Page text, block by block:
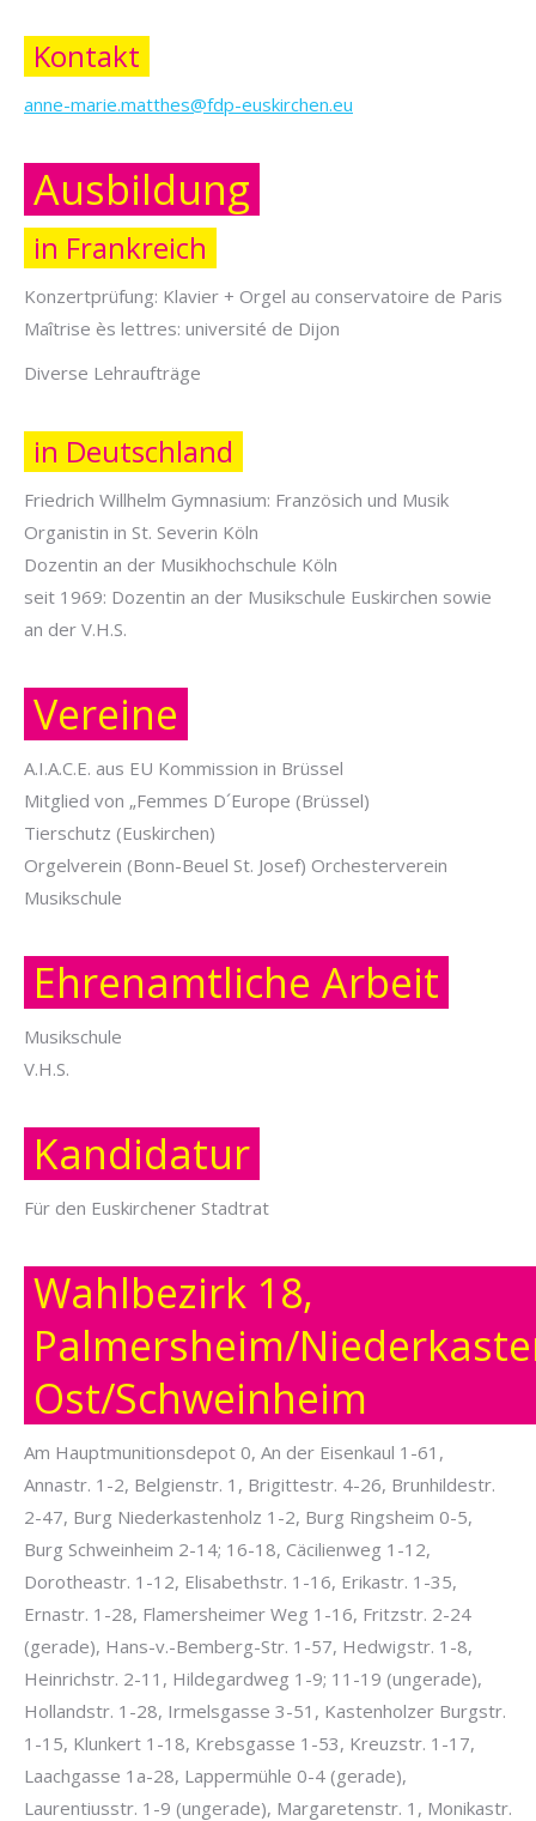
Kontakt
anne-marie.matthes@fdp-euskirchen.eu
Ausbildung
in Frankreich
Konzertprüfung: Klavier + Orgel au conservatoire de Paris
Maîtrise ès lettres: université de Dijon
Diverse Lehraufträge
in Deutschland
Friedrich Willhelm Gymnasium: Französich und Musik
Organistin in St. Severin Köln
Dozentin an der Musikhochschule Köln
seit 1969: Dozentin an der Musikschule Euskirchen sowie
an der V.H.S.
Vereine
A.I.A.C.E. aus EU Kommission in Brüssel
Mitglied von „Femmes D´Europe (Brüssel)
Tierschutz (Euskirchen)
Orgelverein (Bonn-Beuel St. Josef) Orchesterverein
Musikschule
Ehrenamtliche Arbeit
Musikschule
V.H.S.
Kandidatur
Für den Euskirchener Stadtrat
Wahlbezirk 18,
Palmersheim/
Ost/Schweinheim
Am Hauptmunitionsdepot 0, An der Eisenkaul 1-61,
Annastr. 1-2, Belgienstr. 1, Brigittestr. 4-26, Brunhildestr.
2-47, Burg Niederkastenholz 1-2, Burg Ringsheim 0-5,
Burg Schweinheim 2-14; 16-18, Cäcilienweg 1-12,
Dorotheastr. 1-12, Elisabethstr. 1-16, Erikastr. 1-35,
Ernastr. 1-28, Flamersheimer Weg 1-16, Fritzstr. 2-24
(gerade), Hans-v.-Bemberg-Str. 1-57, Hedwigstr. 1-8,
Heinrichstr. 2-11, Hildegardweg 1-9; 11-19 (ungerade),
Hollandstr. 1-28, Irmelsgasse 3-51, Kastenholzer Burgstr.
1-15, Klunkert 1-18, Krebsgasse 1-53, Kreuzstr. 1-17,
Laachgasse 1a-28, Lappermühle 0-4 (gerade),
Laurentiusstr. 1-9 (ungerade), Margaretenstr. 1, Monikastr.